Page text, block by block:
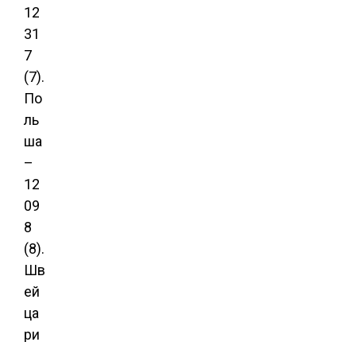
12
31
7
(7).
По
ль
ша
–
12
09
8
(8).
Шв
ей
ца
ри